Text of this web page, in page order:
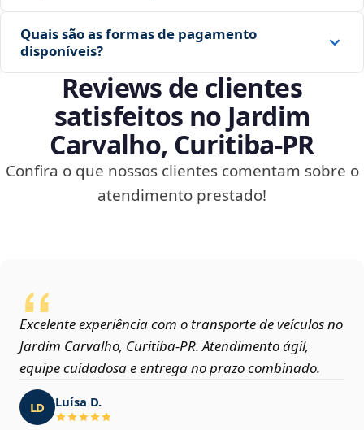
Quais são as formas de pagamento
disponíveis?
Reviews de clientes
satisfeitos no Jardim
Carvalho, Curitiba‑PR
Confira o que nossos clientes comentam sobre o
atendimento prestado!
Excelente experiência com o transporte de veículos no
Jardim Carvalho, Curitiba‑PR. Atendimento ágil,
equipe cuidadosa e entrega no prazo combinado.
LD Luísa D.